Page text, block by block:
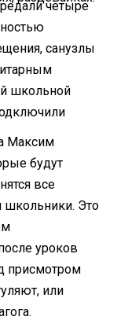
четыре
санузлы
школьной
Максим
будут
все
школьники. Это
уроков
присмотром
или